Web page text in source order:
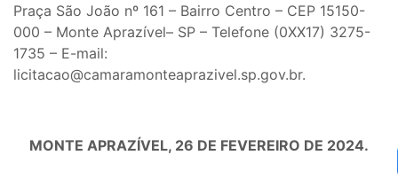
Praça São João nº 161 – Bairro Centro – CEP 15150-
000 – Monte Aprazível– SP – Telefone (0XX17) 3275-
1735 – E-mail:
licitacao@camaramonteaprazivel.sp.gov.br.
MONTE APRAZÍVEL, 26 DE FEVEREIRO DE 2024.